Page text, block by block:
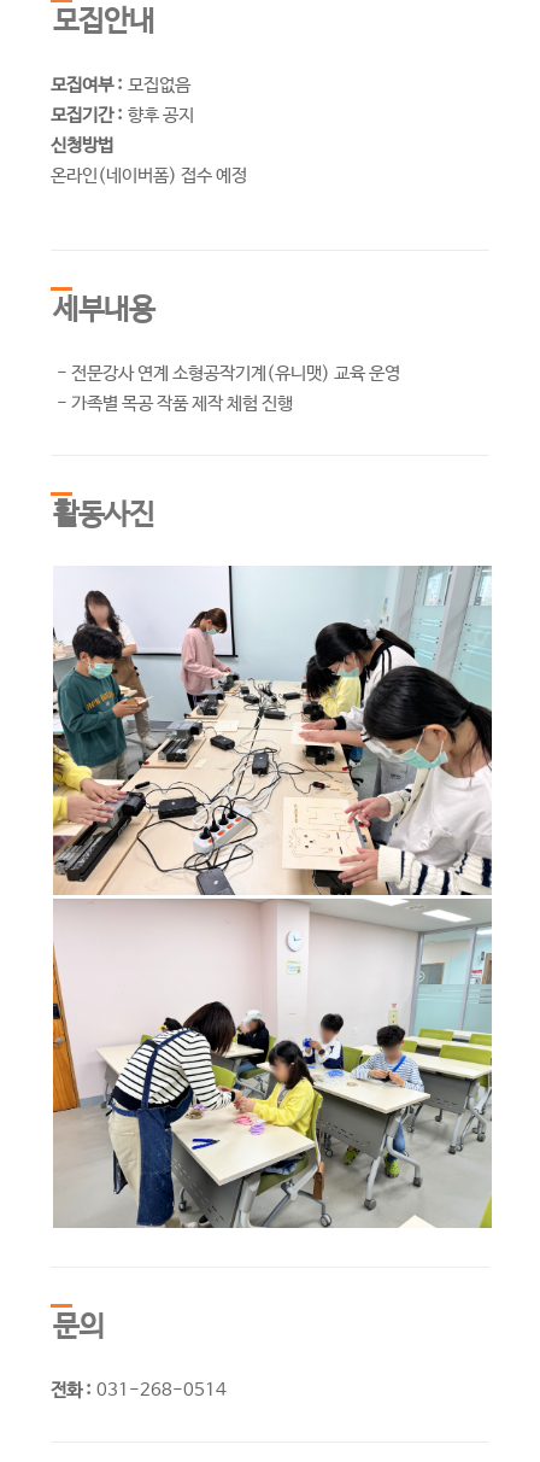
모집안내
모집여부 : 모집없음
모집기간 : 향후 공지
신청방법
온라인(네이버폼) 접수 예정
세부내용
- 전문강사 연계 소형공작기계(유니맷) 교육 운영
- 가족별 목공 작품 제작 체험 진행
활동사진
문의
전화 : 031-268-0514